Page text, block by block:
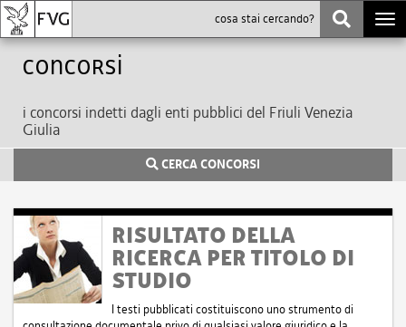
Concorsi
i concorsi indetti dagli enti pubblici del Friuli Venezia
Giulia
CERCA CONCORSI
RISULTATO DELLA
RICERCA PER TITOLO DI
STUDIO
I testi pubblicati costituiscono uno strumento di